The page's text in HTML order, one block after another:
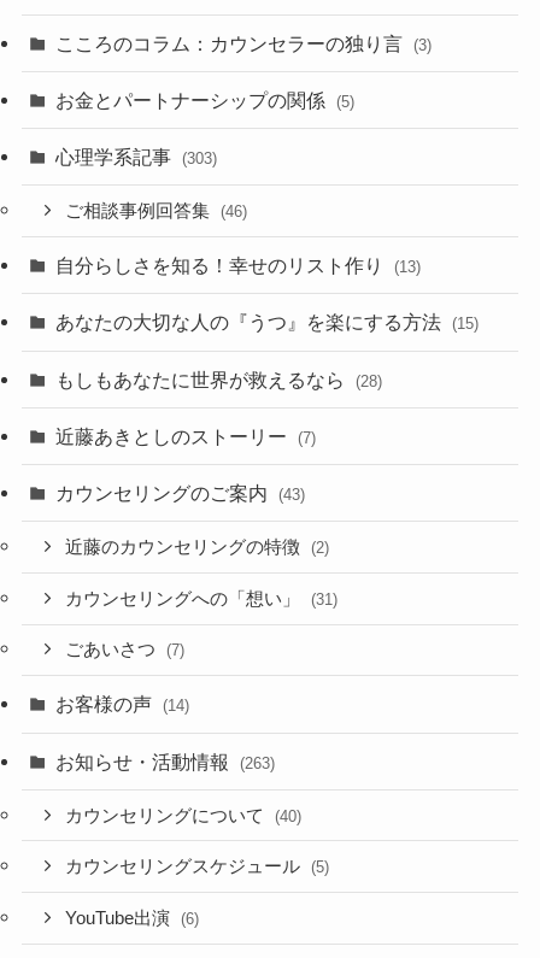
こころのコラム：カウンセラーの独り言 (3)
お金とパートナーシップの関係 (5)
心理学系記事 (303)
ご相談事例回答集 (46)
自分らしさを知る！幸せのリスト作り (13)
あなたの大切な人の『うつ』を楽にする方法 (15)
もしもあなたに世界が救えるなら (28)
近藤あきとしのストーリー (7)
カウンセリングのご案内 (43)
近藤のカウンセリングの特徴 (2)
カウンセリングへの「想い」 (31)
ごあいさつ (7)
お客様の声 (14)
お知らせ・活動情報 (263)
カウンセリングについて (40)
カウンセリングスケジュール (5)
YouTube出演 (6)